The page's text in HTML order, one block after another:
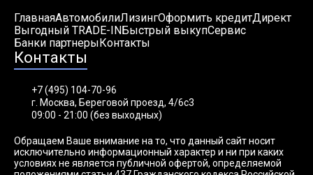
ГлавнаяАвтомобилиЛизингОформить кредитДирект
Выгодный TRADE-INБыстрый выкупСервис
Банки партнерыКонтакты
Контакты
+7 (495) 104-70-96
г. Москва, Береговой проезд, 4/6с3
09:00 - 21:00 (без выходных)
Обращаем Ваше внимание на то, что данный сайт носит
исключительно информационный характер и ни при каких
условиях не является публичной офертой, определяемой